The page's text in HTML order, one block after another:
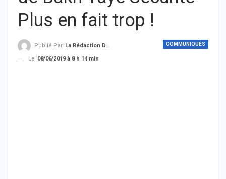
Plus en fait trop !
COMMUNIQUÉS
Publié Par La Rédaction De THIEYSENEGAL.com
Le 08/06/2019 à 8 h 14 min